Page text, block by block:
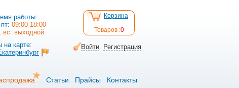
работы:
09:00-18:00
вс: выходной
на карте:
Корзина
Товаров :0
Войти Регистрация
Статьи Прайсы Контакты